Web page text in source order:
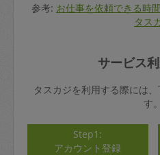
参考: お仕事を依頼できる時
タス
サービス
タスカジを利用する際には
す。
Step1:
アカウント登録